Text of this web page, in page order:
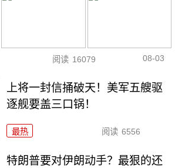
阅读 16079 08-03
上将一封信捅破天！美军五艘驱
逐舰要盖三口锅！
最热 阅读 6556
特朗普要对伊朗动手？最狠的还